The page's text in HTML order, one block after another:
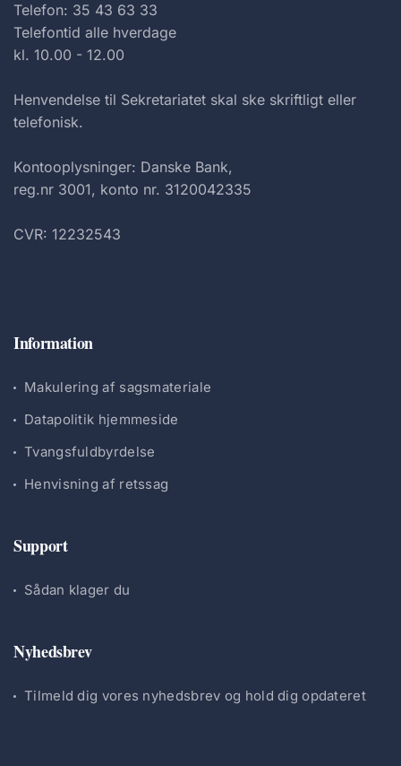
Telefon: 35 43 63 33
Telefontid alle hverdage
kl. 10.00 - 12.00
Henvendelse til Sekretariatet skal ske skriftligt eller
telefonisk.
Kontooplysninger: Danske Bank,
reg.nr 3001, konto nr. 3120042335
CVR: 12232543
Information
Makulering af sagsmateriale
Datapolitik hjemmeside
Tvangsfuldbyrdelse
Henvisning af retssag
Support
Sådan klager du
Nyhedsbrev
Tilmeld dig vores nyhedsbrev og hold dig opdateret